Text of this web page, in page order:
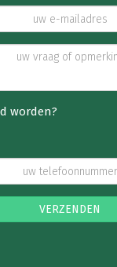
worden?
VERZENDEN